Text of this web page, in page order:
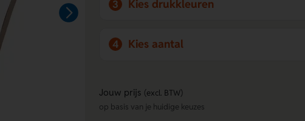
3 Kies drukkleuren
4 Kies aantal
Jouw prijs (excl. BTW)
op basis van je huidige keuzes